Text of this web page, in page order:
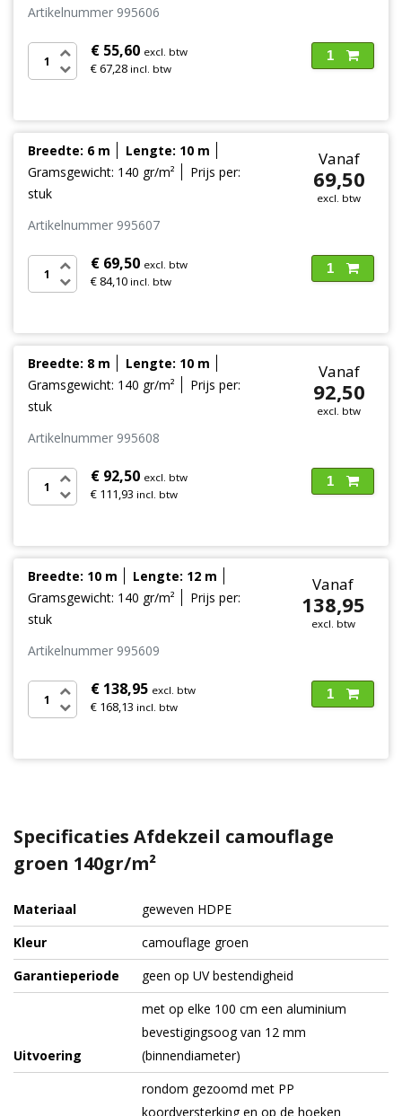
Artikelnummer 995606
€ 55,60 excl. btw
€ 67,28 incl. btw
1
Breedte: 6 m
Lengte: 10 m
Gramsgewicht: 140 gr/m²
Prijs per:
stuk
Vanaf
69,50
excl. btw
Artikelnummer 995607
€ 69,50 excl. btw
€ 84,10 incl. btw
1
Breedte: 8 m
Lengte: 10 m
Gramsgewicht: 140 gr/m²
Prijs per:
stuk
Vanaf
92,50
excl. btw
Artikelnummer 995608
€ 92,50 excl. btw
€ 111,93 incl. btw
1
Breedte: 10 m
Lengte: 12 m
Gramsgewicht: 140 gr/m²
Prijs per:
stuk
Vanaf
138,95
excl. btw
Artikelnummer 995609
€ 138,95 excl. btw
€ 168,13 incl. btw
1
Specificaties Afdekzeil camouflage
groen 140gr/m²
Materiaal
geweven HDPE
Kleur
camouflage groen
Garantieperiode
geen op UV bestendigheid
Uitvoering
met op elke 100 cm een aluminium
bevestigingsoog van 12 mm
(binnendiameter)
rondom gezoomd met PP
koordversterking en op de hoeken